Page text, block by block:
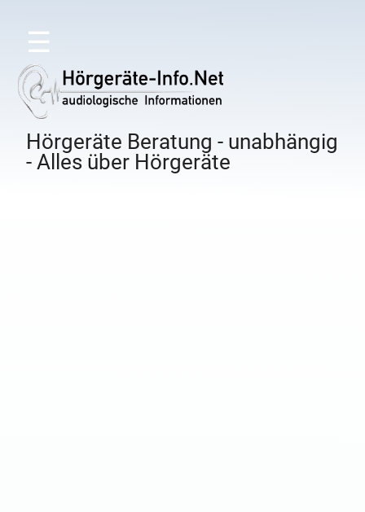
☰
Hörgeräte Beratung - unabhängig
- Alles über Hörgeräte